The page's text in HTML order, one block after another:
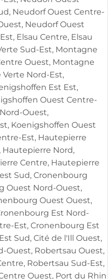
Neudorf Ouest Centre-
Neudorf Ouest
Elsau Centre, Elsau
Sud-Est, Montagne
Ouest, Montagne
Nord-Est,
Est Est,
Ouest Centre-
Ouest,
Koenigshoffen Ouest
Est, Hautepierre
Nord,
Centre, Hautepierre
Sud, Cronenbourg
Ouest Nord-Ouest,
Ouest Ouest,
Est Nord-
Est, Cronenbourg Est
Sud, Cité de l'Ill Ouest,
Ouest, Robertsau Ouest,
Robertsau Sud-Est,
Ouest, Port du Rhin